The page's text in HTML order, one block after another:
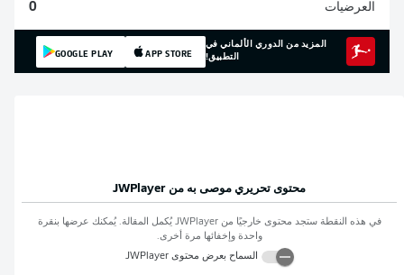
العرضيات 0
المزيد من الدوري الألماني في
التطبيق!
APP STORE
GOOGLE PLAY
محتوى تحريري موصى به من JWPlayer
في هذه النقطة ستجد محتوى خارجيًا منJWPlayer يُكمل المقالة. يُمكنك عرضها بنقرة
واحدة وإخفائها مرة أخرى.
السماح بعرض محتوىJWPlayer